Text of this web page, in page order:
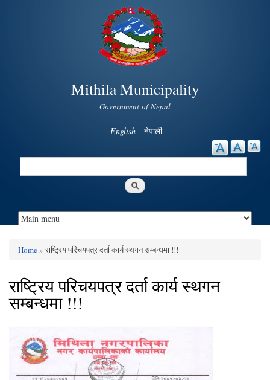
Skip to
main
content
Mithila Municipality
Government of Nepal
English नेपाली
Search
You are here
Home» राष्ट्रिय परिचयपत्र दर्ता कार्य स्थगन सम्बन्धमा !!!
राष्ट्रिय परिचयपत्र दर्ता कार्य स्थगन
सम्बन्धमा !!!